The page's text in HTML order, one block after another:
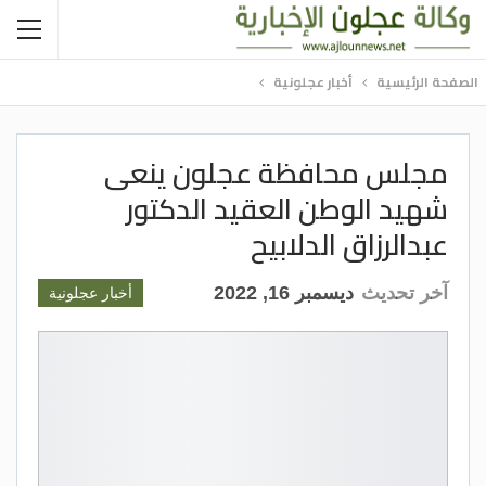
الصفحة الرئيسية أخبار عجلونية
مجلس محافظة عجلون ينعى
شهيد الوطن العقيد الدكتور
عبدالرزاق الدلابيح
أخبار عجلونية آخر تحديث ديسمبر 16, 2022